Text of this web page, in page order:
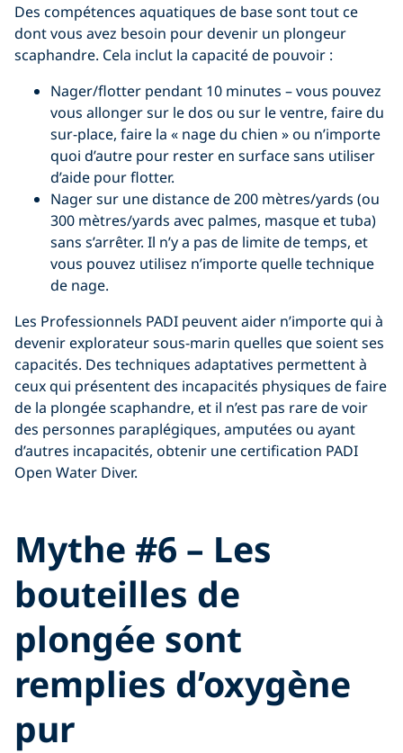
Des compétences aquatiques de base sont tout ce
dont vous avez besoin pour devenir un plongeur
scaphandre. Cela inclut la capacité de pouvoir :
Nager/flotter pendant 10 minutes – vous pouvez
vous allonger sur le dos ou sur le ventre, faire du
sur-place, faire la « nage du chien » ou n’importe
quoi d’autre pour rester en surface sans utiliser
d’aide pour flotter.
Nager sur une distance de 200 mètres/yards (ou
300 mètres/yards avec palmes, masque et tuba)
sans s’arrêter. Il n’y a pas de limite de temps, et
vous pouvez utilisez n’importe quelle technique
de nage.
Les Professionnels PADI peuvent aider n’importe qui à
devenir explorateur sous-marin quelles que soient ses
capacités. Des techniques adaptatives permettent à
ceux qui présentent des incapacités physiques de faire
de la plongée scaphandre, et il n’est pas rare de voir
des personnes paraplégiques, amputées ou ayant
d’autres incapacités, obtenir une certification PADI
Open Water Diver.
YouTube video
Mythe #6 – Les
bouteilles de
plongée sont
remplies d’oxygène
pur